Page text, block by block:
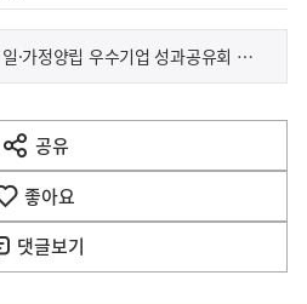
제4차 인구비상대책회의 일·가정양립 우수기업 성과공유회 개최 관련 사전브리핑
공유
열
기
좋아요
댓글보기